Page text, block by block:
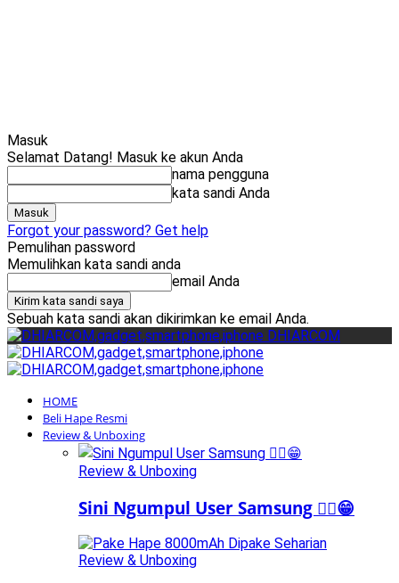
Masuk
Selamat Datang! Masuk ke akun Anda
nama pengguna
kata sandi Anda
Forgot your password? Get help
Pemulihan password
Memulihkan kata sandi anda
email Anda
Sebuah kata sandi akan dikirimkan ke email Anda.
DHIARCOM
HOME
Beli Hape Resmi
Review & Unboxing
Review & Unboxing
Sini Ngumpul User Samsung ☝🏻😁
Review & Unboxing